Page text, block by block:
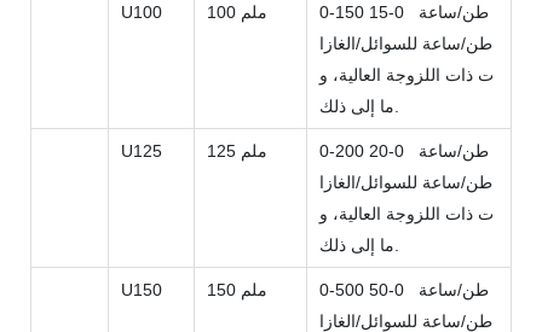
U100 100 ملم 0-150 طن/ساعة
0-15
طن/ساعة للسوائل/الغازا
ت ذات اللزوجة العالية، و
U125 125 ملم 0-200 طن/ساعة
0-20
طن/ساعة للسوائل/الغازا
ت ذات اللزوجة العالية، و
U150 150 ملم 0-500 طن/ساعة
0-50
طن/ساعة للسوائل/الغازا